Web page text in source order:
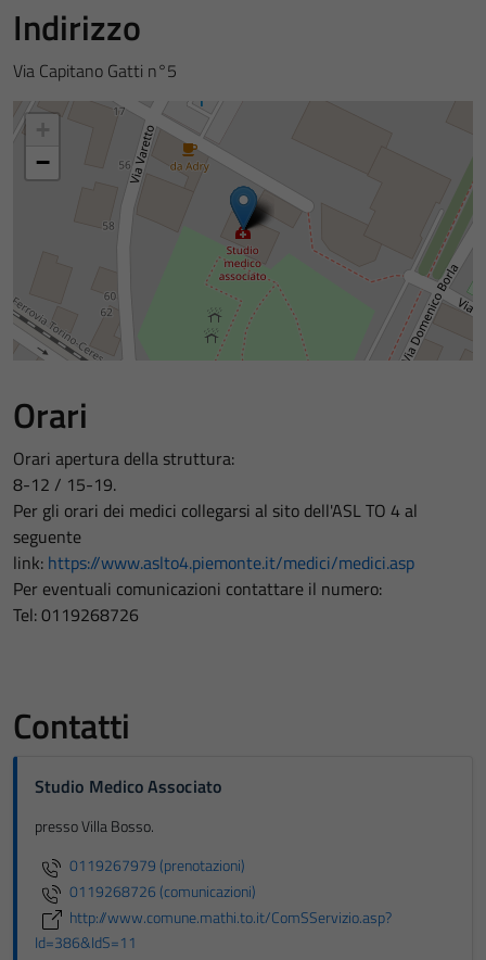
Indirizzo
Via Capitano Gatti n°5
−
Orari
Orari apertura della struttura:
8-12 / 15-19.
Per gli orari dei medici collegarsi al sito dell'ASL TO 4 al
seguente
link: https://www.aslto4.piemonte.it/medici/medici.asp
Per eventuali comunicazioni contattare il numero:
Tel: 0119268726
Contatti
Studio Medico Associato
presso Villa Bosso.
0119267979 (prenotazioni)
0119268726 (comunicazioni)
http://www.comune.mathi.to.it/ComSServizio.asp?
Id=386&IdS=11